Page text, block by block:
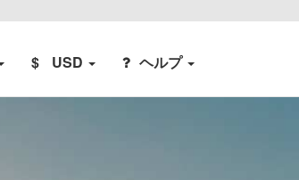
$ USD ヘルプ